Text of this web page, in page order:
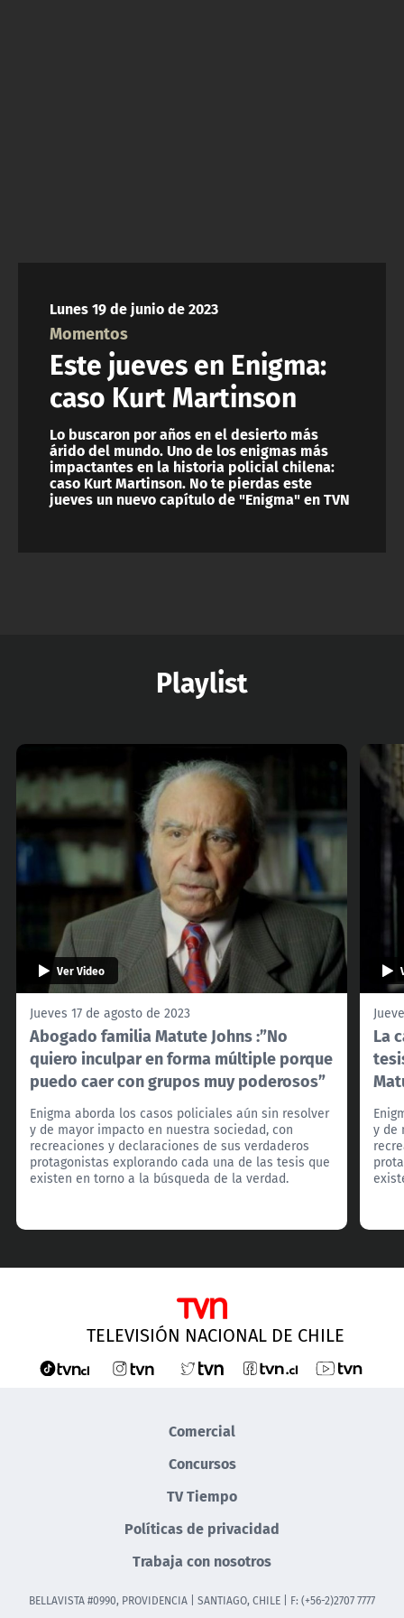
Lunes 19 de junio de 2023
Momentos
Este jueves en Enigma:
caso Kurt Martinson
Lo buscaron por años en el desierto más
árido del mundo. Uno de los enigmas más
impactantes en la historia policial chilena:
caso Kurt Martinson. No te pierdas este
jueves un nuevo capítulo de "Enigma" en TVN
Playlist
Ver Video
Jueves 17 de agosto de 2023
Abogado familia Matute Johns :”No
quiero inculpar en forma múltiple porque
puedo caer con grupos muy poderosos”
Enigma aborda los casos policiales aún sin resolver
y de mayor impacto en nuestra sociedad, con
recreaciones y declaraciones de sus verdaderos
protagonistas explorando cada una de las tesis que
existen en torno a la búsqueda de la verdad.
La
y de
TELEVISIÓN NACIONAL DE CHILE
Comercial
Concursos
TV Tiempo
Políticas de privacidad
Trabaja con nosotros
BELLAVISTA #0990, PROVIDENCIA | SANTIAGO, CHILE | F: (+56-2)2707 7777